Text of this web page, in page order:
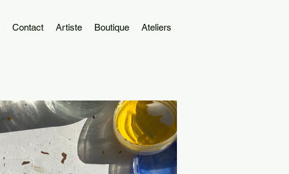
Contact Artiste Boutique Ateliers